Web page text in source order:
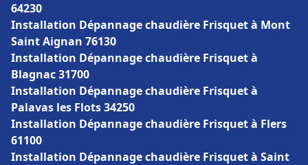
64230
Installation Dépannage chaudière Frisquet à Mont
Saint Aignan 76130
Installation Dépannage chaudière Frisquet à
Blagnac 31700
Installation Dépannage chaudière Frisquet à
Palavas les Flots 34250
Installation Dépannage chaudière Frisquet à Flers
61100
Installation Dépannage chaudière Frisquet à Saint